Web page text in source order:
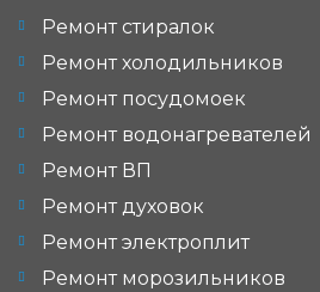
Ремонт стиралок
Ремонт холодильников
Ремонт посудомоек
Ремонт водонагревателей
Ремонт ВП
Ремонт духовок
Ремонт электроплит
Ремонт морозильников